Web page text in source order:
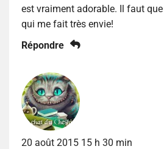
est vraiment adorable. Il faut
qui me fait très envie!
Répondre
20 août 2015 15 h 30 min